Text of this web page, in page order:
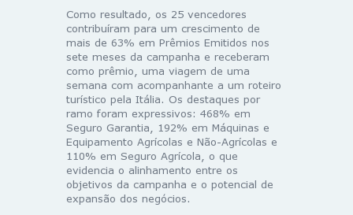
Como resultado, os 25 vencedores
contribuíram para um crescimento de
mais de 63% em Prêmios Emitidos nos
sete meses da campanha e receberam
como prêmio, uma viagem de uma
semana com acompanhante a um roteiro
turístico pela Itália. Os destaques por
ramo foram expressivos: 468% em
Seguro Garantia, 192% em Máquinas e
Equipamento Agrícolas e Não-Agrícolas e
110% em Seguro Agrícola, o que
evidencia o alinhamento entre os
objetivos da campanha e o potencial de
expansão dos negócios.